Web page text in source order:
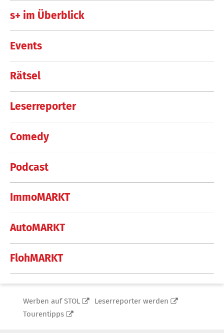
s+ im Überblick
Events
Rätsel
Leserreporter
Comedy
Podcast
ImmoMARKT
AutoMARKT
FlohMARKT
Werben auf STOL
Leserreporter werden
Tourentipps